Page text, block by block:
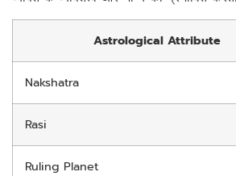
Astrological Attribute
Nakshatra
Rasi
Ruling Planet